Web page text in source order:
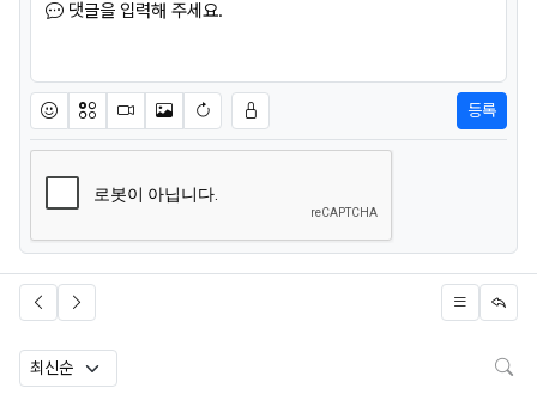
댓글을 입력해 주세요.
이모티콘아이콘동영상이미지새댓글 작성
등록